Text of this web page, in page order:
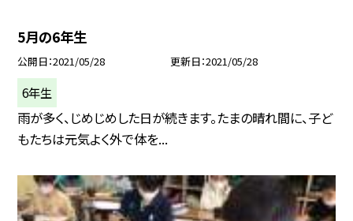
5月の6年生
公開日 2021/05/28 更新日 2021/05/28
6年生
雨が多く、じめじめした日が続きます。たまの晴れ間に、子ど
もたちは元気よく外で体を...